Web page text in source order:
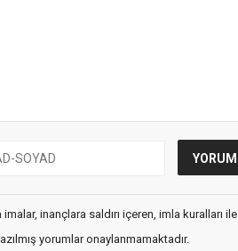
inançlara saldırı içeren, imla kuralları ile
yorumlar onaylanmamaktadır.